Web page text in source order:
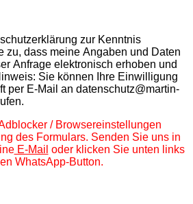
zur Kenntnis
zu, dass meine Angaben und Daten
Anfrage elektronisch erhoben und
Sie können Ihre Einwilligung
per E-Mail an datenschutz@martin-
/ Browsereinstellungen
des Formulars. Senden Sie uns in
E-Mail oder klicken Sie unten links
WhatsApp-Button.